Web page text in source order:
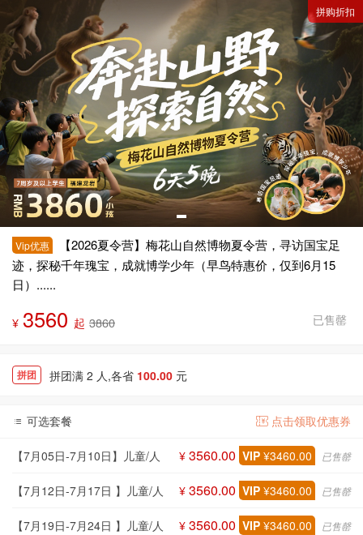
拼购折扣
Vip优惠
【2026夏令营】梅花山自然博物夏令营，寻访国宝足
迹，探秘千年瑰宝，成就博学少年（早鸟特惠价，仅到6月15
日）......
¥ 3560 起 3860 已售罄
拼团 拼团满 2 人,各省 100.00 元
可选套餐 点击领取优惠券
【7月05日-7月10日】儿童/人 ¥ 3560.00 VIP ¥3460.00 已售罄
【7月12日-7月17日 】儿童/人 ¥ 3560.00 VIP ¥3460.00 已售罄
【7月19日-7月24日 】儿童/人 ¥ 3560.00 VIP ¥3460.00 已售罄